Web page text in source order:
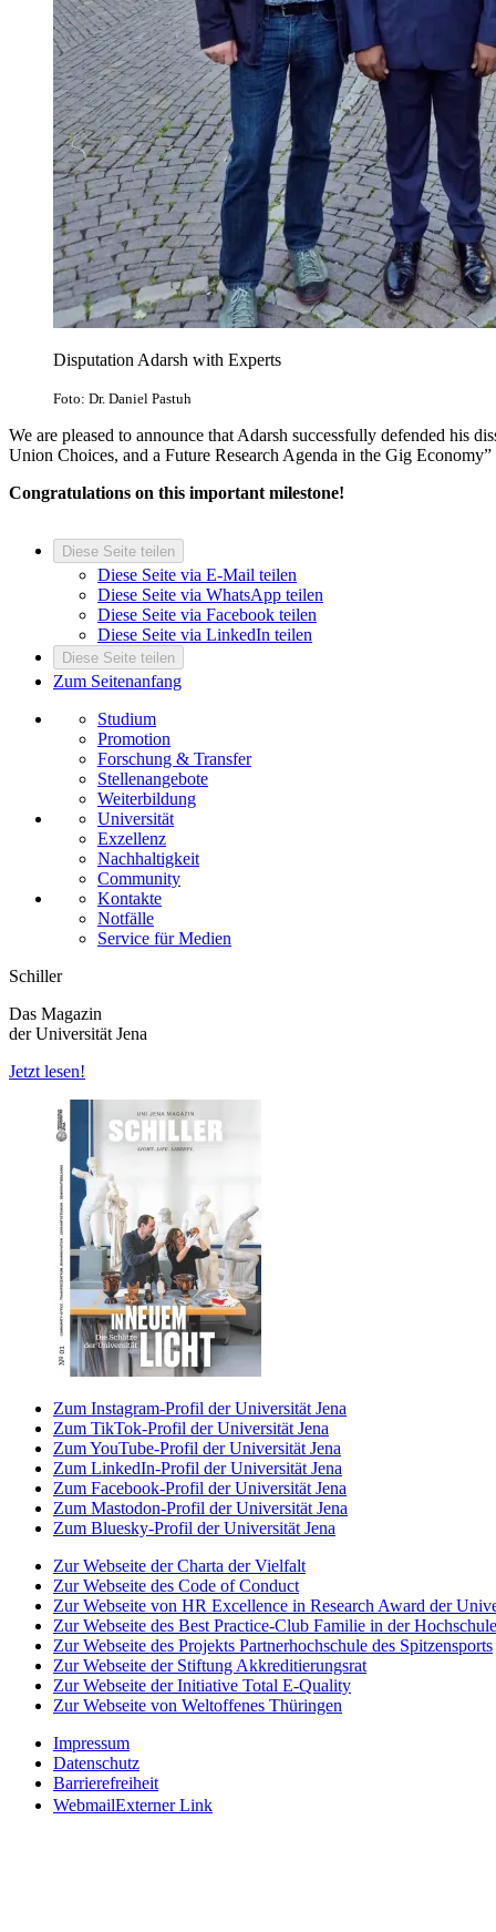
Disputation Adarsh with Experts
Foto: Dr. Daniel Pastuh
We are pleased to announce that Adarsh successfully defended his
Union Choices, and a Future Research Agenda in the Gig
Congratulations on this important milestone!
Diese Seite teilen
Diese Seite via E-Mail teilen
Diese Seite via WhatsApp teilen
Diese Seite via Facebook teilen
Diese Seite via LinkedIn teilen
Diese Seite teilen
Zum Seitenanfang
Studium
Promotion
Forschung & Transfer
Stellenangebote
Weiterbildung
Universität
Exzellenz
Nachhaltigkeit
Community
Kontakte
Notfälle
Service für Medien
Schiller
Das Magazin
der Universität Jena
Jetzt lesen!
Zum Instagram-Profil der Universität Jena
Zum TikTok-Profil der Universität Jena
Zum YouTube-Profil der Universität Jena
Zum LinkedIn-Profil der Universität Jena
Zum Facebook-Profil der Universität Jena
Zum Mastodon-Profil der Universität Jena
Zum Bluesky-Profil der Universität Jena
Zur Webseite der Charta der Vielfalt
Zur Webseite des Code of Conduct
Zur Webseite von HR Excellence in Research Award der
Zur Webseite des Best Practice-Club Familie in der Hochschule
Zur Webseite des Projekts Partnerhochschule des Spitzensports
Zur Webseite der Stiftung Akkreditierungsrat
Zur Webseite der Initiative Total E-Quality
Zur Webseite von Weltoffenes Thüringen
Impressum
Datenschutz
Barrierefreiheit
WebmailExterner Link